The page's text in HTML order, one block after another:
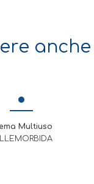
anche
Multiuso